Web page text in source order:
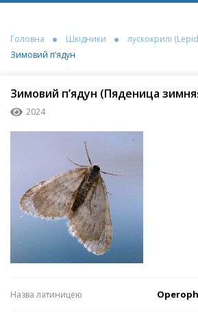
Головна Шкідники
лускокрилі
Зимовий п’ядун
Зимовий п’ядун (Пяденица
2024
Назва латиницею